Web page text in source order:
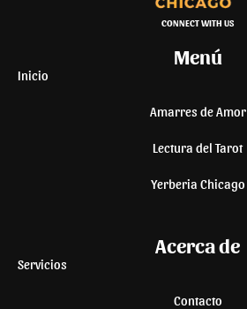
CONNECT WITH US
Menú
Inicio
Amarres de Amor
Lectura del Tarot
Yerberia Chicago
Acerca de
Servicios
Contacto